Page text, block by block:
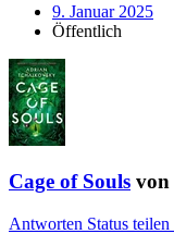
9. Januar 2025
Öffentlich
Cage of Souls von
Antworten Status teilen